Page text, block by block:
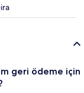
geri ödeme için